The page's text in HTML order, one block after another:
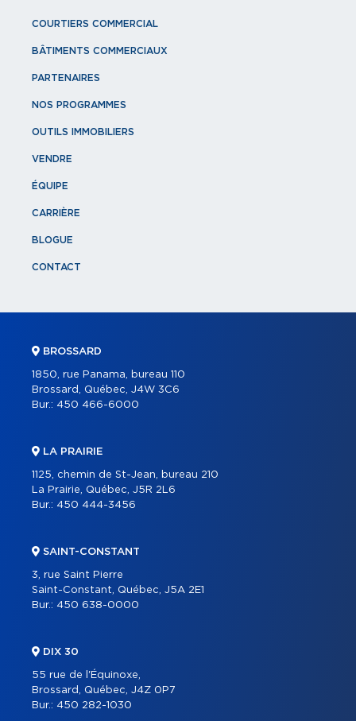
COURTIERS COMMERCIAL
BÂTIMENTS COMMERCIAUX
PARTENAIRES
NOS PROGRAMMES
OUTILS IMMOBILIERS
VENDRE
ÉQUIPE
CARRIÈRE
BLOGUE
CONTACT
BROSSARD
1850, rue Panama, bureau 110
Brossard, Québec, J4W 3C6
Bur.: 450 466-6000
LA PRAIRIE
1125, chemin de St-Jean, bureau 210
La Prairie, Québec, J5R 2L6
Bur.: 450 444-3456
SAINT-CONSTANT
3, rue Saint Pierre
Saint-Constant, Québec, J5A 2E1
Bur.: 450 638-0000
DIX 30
55 rue de l'Équinoxe,
Brossard, Québec, J4Z 0P7
Bur.: 450 282-1030